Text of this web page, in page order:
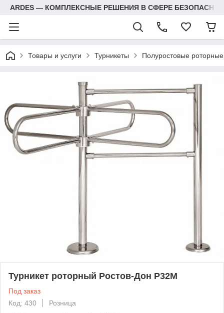
ARDES — КОМПЛЕКСНЫЕ РЕШЕНИЯ В СФЕРЕ
Товары и услуги Турникеты Полуростовые
Турникет роторный Ростов-Дон Р32М
Под заказ
Код: 430
Розница